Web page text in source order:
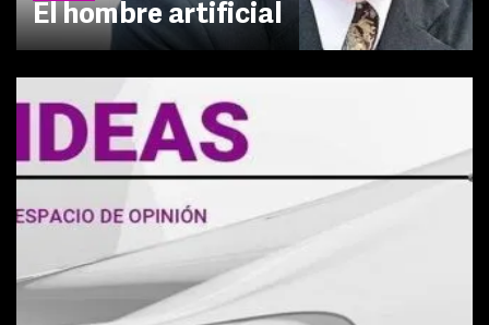
El hombre artificial